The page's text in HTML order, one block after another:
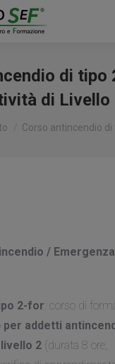
di tipo
di Livello
Corso antincendio di
/ Emergenza
2-for: corso di
per addetti
2 (durata 8 ore,